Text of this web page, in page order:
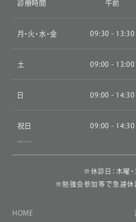
診療時間 午前
月・火・水・金 09:30 - 13:30
土 09:00 - 13:00
日 09:00 - 14:30
祝日
(木曜以外の平日)
09:00 - 14:30
※休診日：木曜
※勉強会参加等で急遽休
HOME